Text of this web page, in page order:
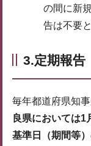
の間に新
告は不要
3.定期報告
毎年都道府県知
良県においては1
基準日（期間等